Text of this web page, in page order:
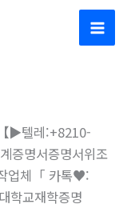
Main
▶텔레:+8210-
증명서증명서위조
업체「 카톡♥:
교재학증명